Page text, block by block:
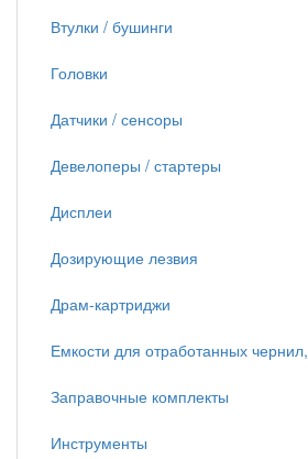
Втулки / бушинги
Головки
Датчики / сенсоры
Девелоперы / стартеры
Дисплеи
Дозирующие лезвия
Драм-картриджи
Емкости для отработанных чернил,
Заправочные комплекты
Инструменты